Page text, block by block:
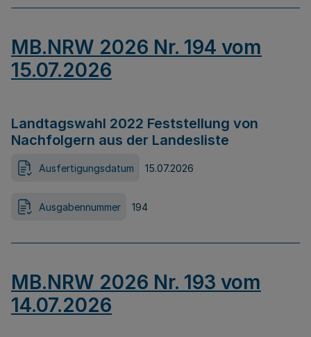
MB.NRW 2026 Nr. 194 vom
15.07.2026
Landtagswahl 2022 Feststellung von
Nachfolgern aus der Landesliste
Ausfertigungsdatum 15.07.2026
Ausgabennummer 194
MB.NRW 2026 Nr. 193 vom
14.07.2026